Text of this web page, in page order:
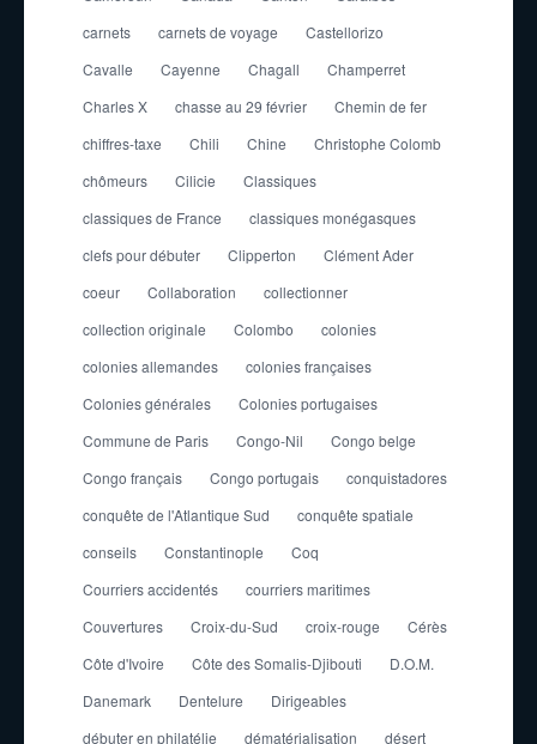
carnets
carnets de voyage
Castellorizo
Cavalle
Cayenne Chagall
Champerret
Charles X
chasse au 29 février
Chemin de fer
chiffres-taxe
Chili Chine
Christophe Colomb
chômeurs
Cilicie
Classiques
classiques de France
classiques monégasques
clefs pour débuter
Clipperton
Clément Ader
coeur
Collaboration
collectionner
collection originale
Colombo
colonies
colonies allemandes
colonies françaises
Colonies générales
Colonies portugaises
Commune de Paris
Congo-Nil
Congo belge
Congo français
Congo portugais
conquistadores
conquête de l'Atlantique Sud
conquête spatiale
conseils
Constantinople
Coq
Courriers accidentés
courriers maritimes
Couvertures
Croix-du-Sud croix-rouge
Cérès
Côte d'Ivoire
Côte des Somalis-Djibouti
D.O.M.
Danemark
Dentelure
Dirigeables
débuter en philatélie
dématérialisation désert